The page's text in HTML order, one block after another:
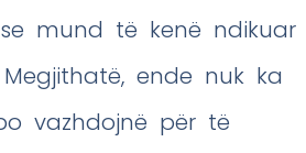
mund të kenë ndikuar
ende nuk ka
vazhdojnë për të